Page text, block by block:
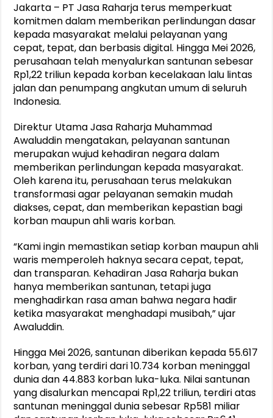
Jakarta – PT Jasa Raharja terus memperkuat
komitmen dalam memberikan perlindungan dasar
kepada masyarakat melalui pelayanan yang
cepat, tepat, dan berbasis digital. Hingga Mei 2026,
perusahaan telah menyalurkan santunan sebesar
Rp1,22 triliun kepada korban kecelakaan lalu lintas
jalan dan penumpang angkutan umum di seluruh
Indonesia.
Direktur Utama Jasa Raharja Muhammad
Awaluddin mengatakan, pelayanan santunan
merupakan wujud kehadiran negara dalam
memberikan perlindungan kepada masyarakat.
Oleh karena itu, perusahaan terus melakukan
transformasi agar pelayanan semakin mudah
diakses, cepat, dan memberikan kepastian bagi
korban maupun ahli waris korban.
“Kami ingin memastikan setiap korban maupun ahli
waris memperoleh haknya secara cepat, tepat,
dan transparan. Kehadiran Jasa Raharja bukan
hanya memberikan santunan, tetapi juga
menghadirkan rasa aman bahwa negara hadir
ketika masyarakat menghadapi musibah,” ujar
Awaluddin.
Hingga Mei 2026, santunan diberikan kepada 55.617
korban, yang terdiri dari 10.734 korban meninggal
dunia dan 44.883 korban luka-luka. Nilai santunan
yang disalurkan mencapai Rp1,22 triliun, terdiri atas
santunan meninggal dunia sebesar Rp581 miliar